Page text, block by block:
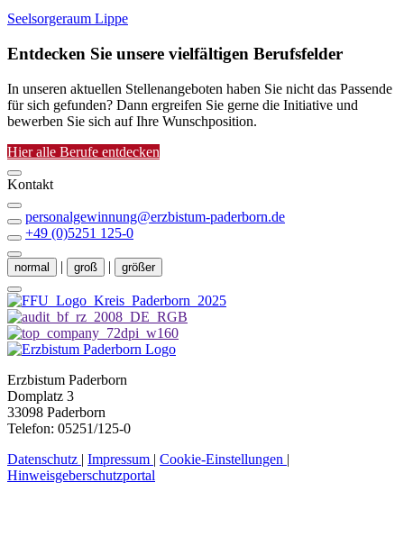
Seelsorgeraum Lippe
Entdecken Sie unsere vielfältigen Berufsfelder
In unseren aktuellen Stellenangeboten haben Sie nicht das Passende
für sich gefunden? Dann ergreifen Sie gerne die Initiative und
bewerben Sie sich auf Ihre Wunschposition.
Hier alle Berufe entdecken
Kontakt
personalgewinnung@erzbistum-paderborn.de
+49 (0)5251 125-0
normal | groß | größer
Erzbistum Paderborn
Domplatz 3
33098 Paderborn
Telefon: 05251/125-0
Datenschutz | Impressum | Cookie-Einstellungen |
Hinweisgeberschutzportal